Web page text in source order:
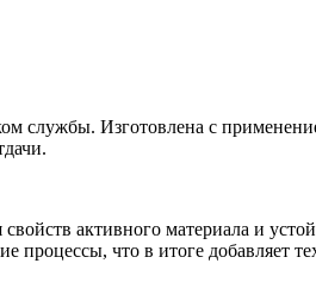
службы. Изготовлена с
активного материала и
процессы, что в итоге добавляет